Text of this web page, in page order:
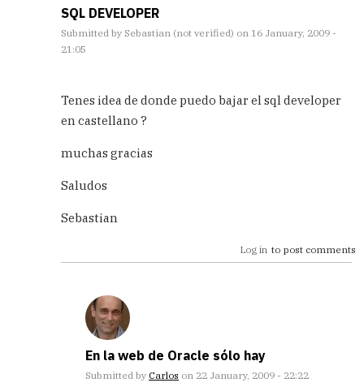
SQL DEVELOPER
Submitted by Sebastian (not verified) on 16 January, 2009 -
21:05
reply
con
by
(not
Tenes idea de donde puedo bajar el sql developer
en castellano ?
muchas gracias
Saludos
Sebastian
Log in to post comments
En la web de Oracle sólo hay
Submitted by Carlos on 22 January, 2009 - 22:22